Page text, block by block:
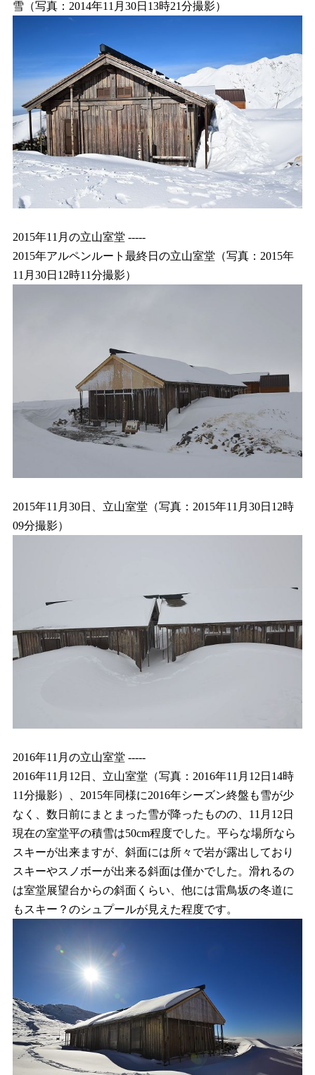
雪（写真：2014年11月30日13時21分撮影）
2015年11月の立山室堂 -----
2015年アルペンルート最終日の立山室堂（写真：2015年
11月30日12時11分撮影）
2015年11月30日、立山室堂（写真：2015年11月30日12時
09分撮影）
2016年11月の立山室堂 -----
2016年11月12日、立山室堂（写真：2016年11月12日14時
11分撮影）、2015年同様に2016年シーズン終盤も雪が少
なく、数日前にまとまった雪が降ったものの、11月12日
現在の室堂平の積雪は50cm程度でした。平らな場所なら
スキーが出来ますが、斜面には所々で岩が露出しており
スキーやスノボーが出来る斜面は僅かでした。滑れるの
は室堂展望台からの斜面くらい、他には雷鳥坂の冬道に
もスキー？のシュプールが見えた程度です。